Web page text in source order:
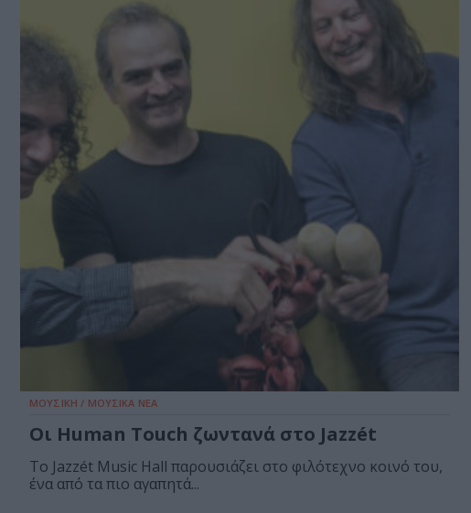
ΜΟΥΣΙΚΗ / ΜΟΥΣΙΚΑ ΝΕΑ
Οι Human Touch ζωντανά στο Jazzét
Το Jazzét Music Hall παρουσιάζει στο φιλότεχνο κοινό του,
ένα από τα πιο αγαπητά...